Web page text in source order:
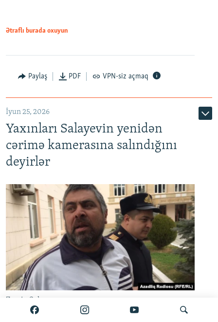
Ətraflı burada oxuyun
Paylaş PDF VPN-siz açmaq
İyun 25, 2026
Yaxınları Salayevin yenidən
cərimə kamerasına salındığını
deyirlər
Zamin Salayev